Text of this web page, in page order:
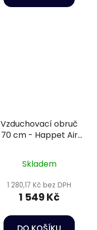
Vzduchovací obruč
70 cm - Happet Air
Skladem
1 280,17 Kč bez DPH
1 549 Kč